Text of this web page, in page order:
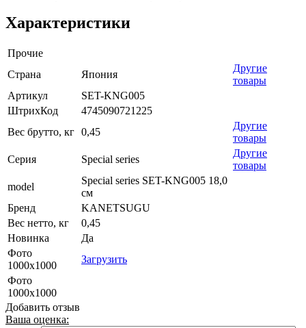
Характеристики
Прочие
Страна
Япония
Другие
товары
Артикул
SET-KNG005
ШтрихКод
4745090721225
Вес брутто, кг 0,45
Другие
товары
Серия
Special series
Другие
товары
model
Special series SET-KNG005 18,0
см
Бренд
KANETSUGU
Вес нетто, кг
0,45
Новинка
Да
Фото
1000х1000
Загрузить
Фото
1000х1000
Добавить отзыв
Ваша оценка: